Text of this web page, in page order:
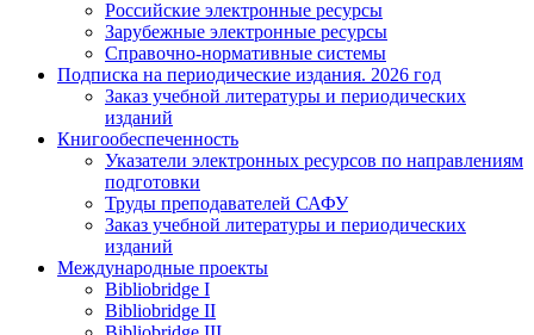
Российские электронные ресурсы
Зарубежные электронные ресурсы
Справочно-нормативные системы
Подписка на периодические издания. 2026 год
Заказ учебной литературы и периодических
изданий
Книгообеспеченность
Указатели электронных ресурсов по направлениям
подготовки
Труды преподавателей САФУ
Заказ учебной литературы и периодических
изданий
Международные проекты
Bibliobridge I
Bibliobridge II